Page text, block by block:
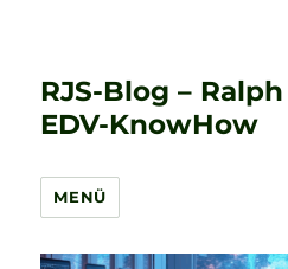
RJS-Blog –
EDV-KnowHow
MENÜ